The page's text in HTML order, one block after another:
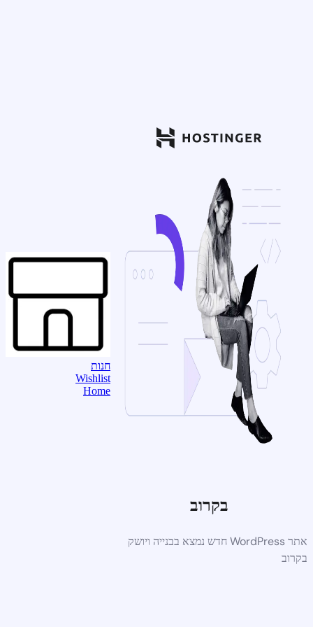
בקרוב
אתר WordPress חדש נמצא בבנייה ויושק
בקרוב
חנות
Wishlist
Home